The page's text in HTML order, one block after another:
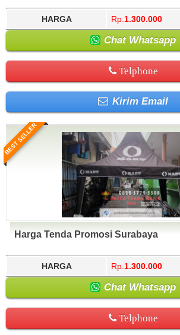
HARGA Rp. 1.300.000
Chat Whatsapp
Telphone
Kirim Email
BEST SELLER
Harga Tenda Promosi Surabaya
HARGA Rp. 1.300.000
Chat Whatsapp
Telphone